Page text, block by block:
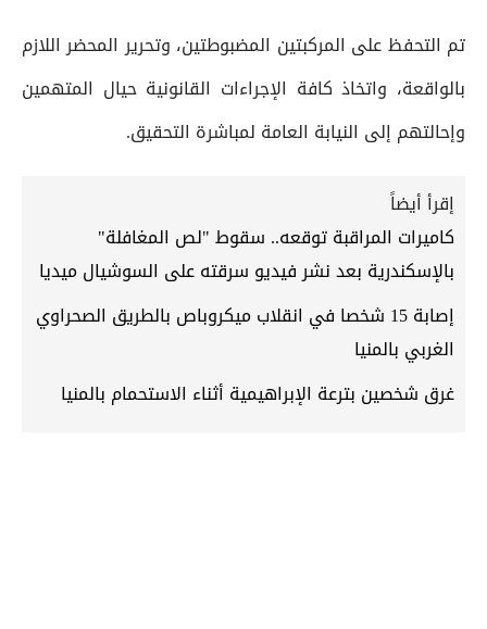
تم التحفظ على المركبتين المضبوطتين، وتحرير المحضر اللازم
بالواقعة، واتخاذ كافة الإجراءات القانونية حيال المتهمين
وإحالتهم إلى النيابة العامة لمباشرة التحقيق.
إقرأ أيضاً
كاميرات المراقبة توقعه.. سقوط "لص المغافلة"
بالإسكندرية بعد نشر فيديو سرقته على السوشيال ميديا
إصابة 15 شخصا في انقلاب ميكروباص بالطريق الصحراوي
الغربي بالمنيا
غرق شخصين بترعة الإبراهيمية أثناء الاستحمام بالمنيا